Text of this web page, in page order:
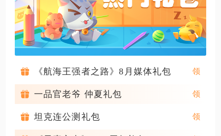
《航海王强者之路》8月媒体礼包
一品官老爷 仲夏礼包
坦克连公测礼包